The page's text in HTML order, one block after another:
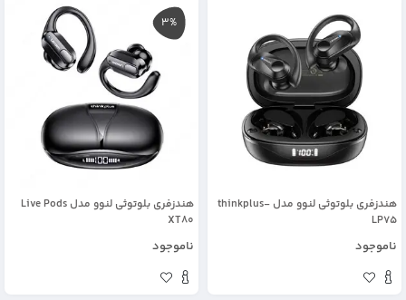
هندزفری بلوتوثی لنوو مدل thinkplus-
LP75
ناموجود
3%
هندزفری بلوتوثی لنوو مدل Live Pods
XT80
ناموجود